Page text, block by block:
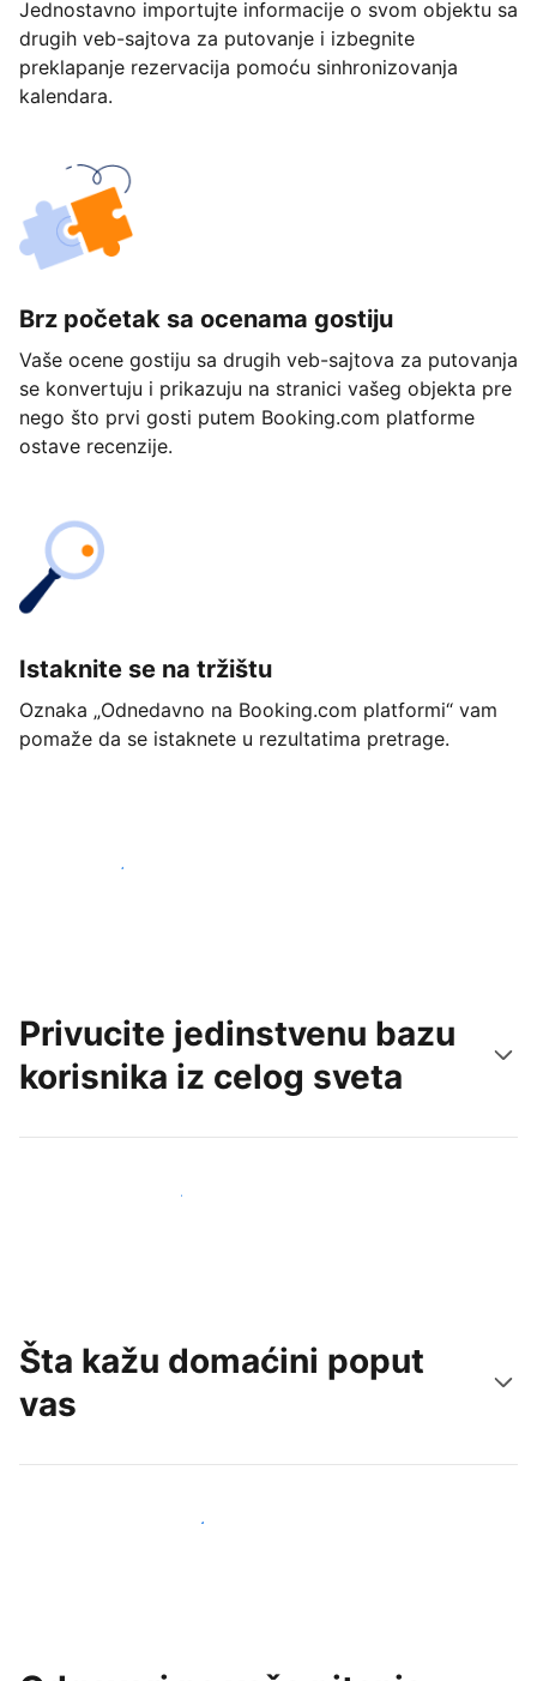
Jednostavno importujte informacije o svom objektu sa
drugih veb-sajtova za putovanje i izbegnite
preklapanje rezervacija pomoću sinhronizovanja
kalendara.
Brz početak sa ocenama gostiju
Vaše ocene gostiju sa drugih veb-sajtova za putovanja
se konvertuju i prikazuju na stranici vašeg objekta pre
nego što prvi gosti putem Booking.com platforme
ostave recenzije.
Istaknite se na tržištu
Oznaka „Odnedavno na Booking.com platformi“ vam
pomaže da se istaknete u rezultatima pretrage.
Počnite već danas
Privucite jedinstvenu bazu
korisnika iz celog sveta
Privucite nove goste već danas
Šta kažu domaćini poput
vas
Pridružite se domaćinima poput vas